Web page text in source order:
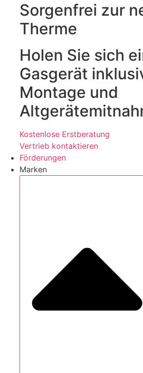
Sorgenfrei zur
Therme
Holen Sie sich
Gasgerät
Montage und
Kostenlose Erstberatung
Vertrieb kontaktieren
Förderungen
Marken